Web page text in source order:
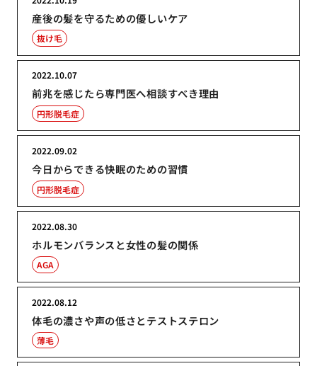
産後の髪を守るための優しいケア
抜け毛
前兆を感じたら専門医へ相談すべき理由
2022.10.07
円形脱毛症
今日からできる快眠のための習慣
2022.09.02
円形脱毛症
ホルモンバランスと女性の髪の関係
2022.08.30
AGA
体毛の濃さや声の低さとテストステロン
2022.08.12
薄毛